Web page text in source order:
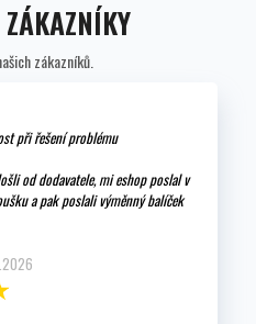
zákazníků.
při řešení problému
od dodavatele, mi eshop poslal v
a pak poslali výměnný balíček